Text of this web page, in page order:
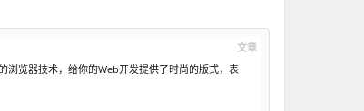
文章
览器技术，给你的Web开发提供了时尚的版式，表